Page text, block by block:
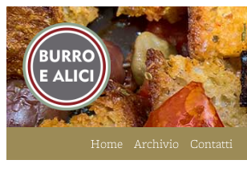
Home Archivio Contatti